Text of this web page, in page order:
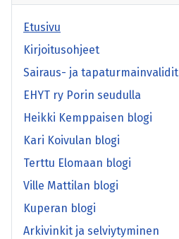
Etusivu
Kirjoitusohjeet
Sairaus- ja tapaturmainvalidit
EHYT ry Porin seudulla
Heikki Kemppaisen blogi
Kari Koivulan blogi
Terttu Elomaan blogi
Ville Mattilan blogi
Kuperan blogi
Arkivinkit ja selviytyminen